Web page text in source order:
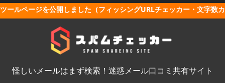
ールページを公開しました（フィッシングURLチェッカー・文字数カ
怪しいメールはまず検索！迷惑メール口コミ共有サイト